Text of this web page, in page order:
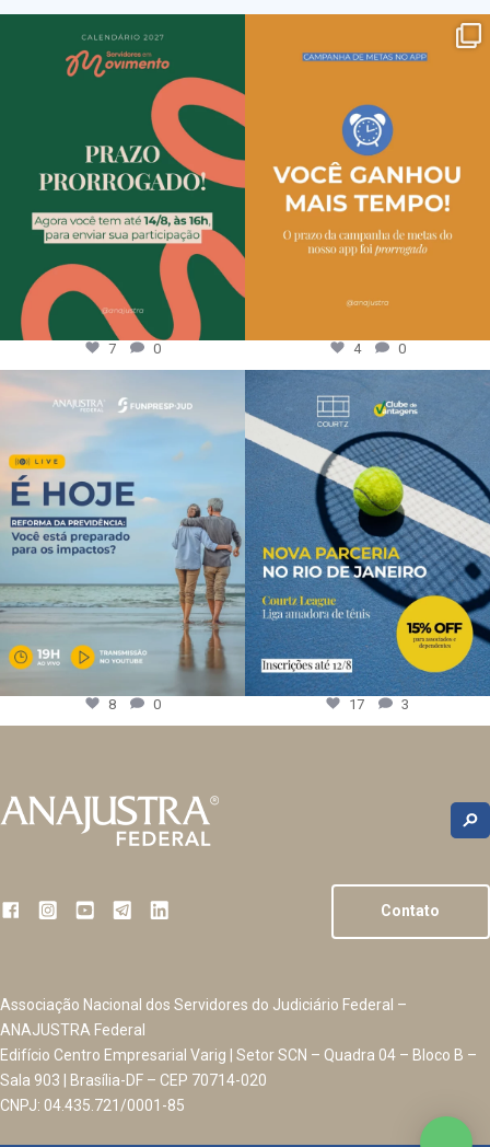
7 0 4 0
8 0 17 3
Contato
Associação Nacional dos Servidores do Judiciário Federal –
ANAJUSTRA Federal
Edifício Centro Empresarial Varig | Setor SCN – Quadra 04 – Bloco B –
Sala 903 | Brasília-DF – CEP 70714-020
CNPJ: 04.435.721/0001-85